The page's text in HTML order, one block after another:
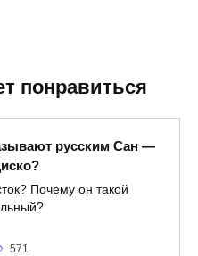
понравиться
русским Сан —
Почему он такой
571